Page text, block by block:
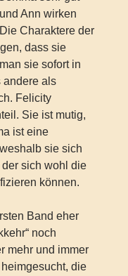
Ann wirken
Charaktere der
dass sie
sie sofort in
andere als
Felicity
Sie ist mutig,
ist eine
sie sich
sich wohl die
können.
Band eher
noch
mehr und immer
die